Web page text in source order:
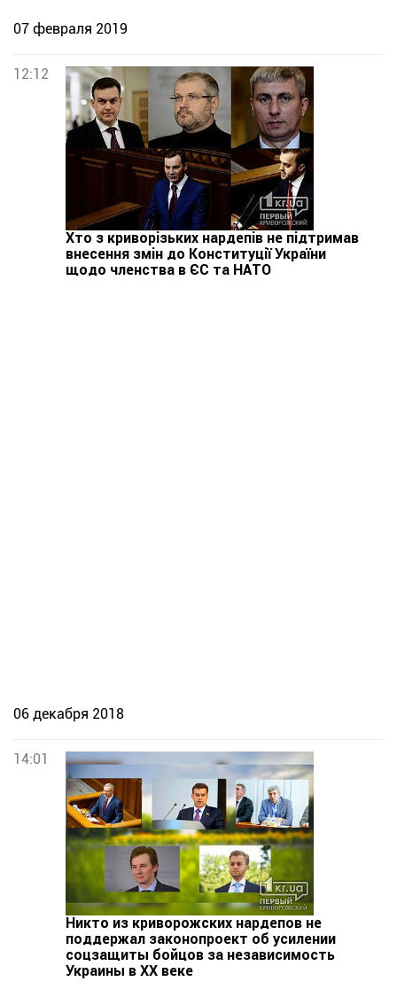
07 февраля 2019
12:12
Хто з криворізьких нардепів не підтримав
внесення змін до Конституції України
щодо членства в ЄС та НАТО
06 декабря 2018
14:01
Никто из криворожских нардепов не
поддержал законопроект об усилении
соцзащиты бойцов за независимость
Украины в XX веке